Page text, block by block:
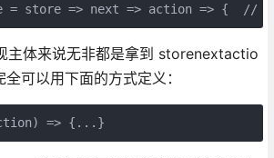
= store => next => action => {  //
主体来说无非都是拿到 storenextactio
可以用下面的方式定义：
=> {...}